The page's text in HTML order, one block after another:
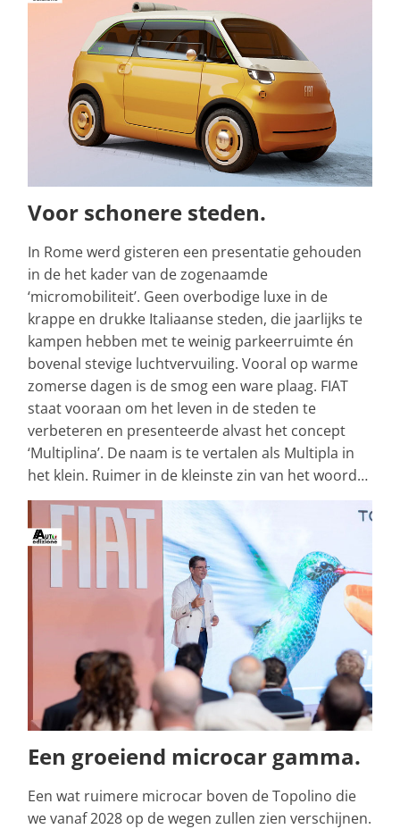
Voor schonere steden.
In Rome werd gisteren een presentatie gehouden
in de het kader van de zogenaamde
‘micromobiliteit’. Geen overbodige luxe in de
krappe en drukke Italiaanse steden, die jaarlijks te
kampen hebben met te weinig parkeerruimte én
bovenal stevige luchtvervuiling. Vooral op warme
zomerse dagen is de smog een ware plaag. FIAT
staat vooraan om het leven in de steden te
verbeteren en presenteerde alvast het concept
‘Multiplina’. De naam is te vertalen als Multipla in
het klein. Ruimer in de kleinste zin van het woord…
Een groeiend microcar gamma.
Een wat ruimere microcar boven de Topolino die
we vanaf 2028 op de wegen zullen zien verschijnen.